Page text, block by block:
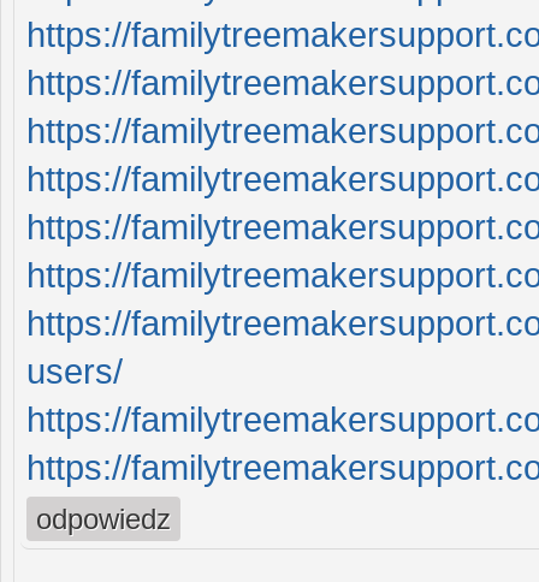
https://
https://
https://
https://
https://
https://
https://
users/
https://
https://
odpowiedz